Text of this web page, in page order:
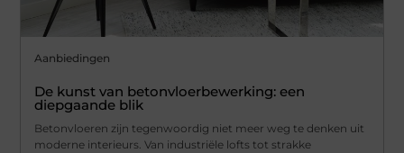
Aanbiedingen
De kunst van betonvloerbewerking: een
diepgaande blik
Betonvloeren zijn tegenwoordig niet meer weg te denken uit
moderne interieurs. Van industriële lofts tot strakke